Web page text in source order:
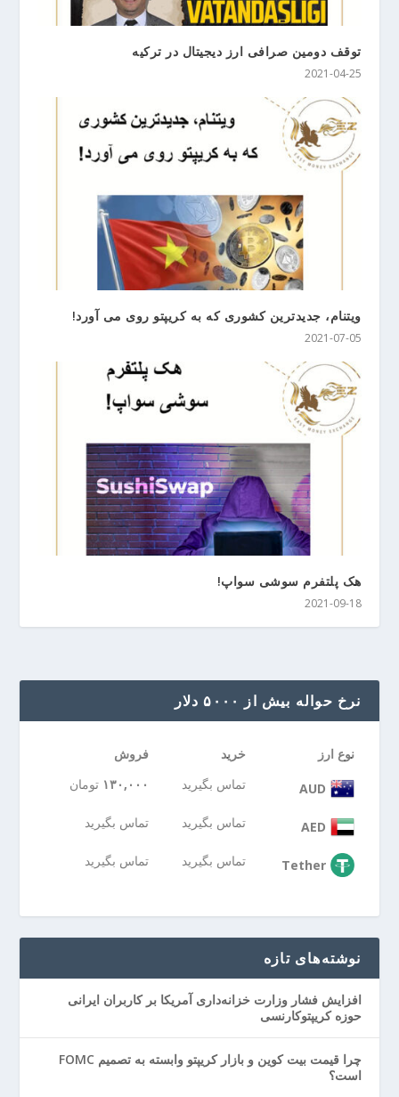
توقف دومین صرافی ارز دیجیتال در ترکیه
2021-04-25
ویتنام، جدیدترین کشوری که به کریپتو روی می آورد!
2021-07-05
هک پلتفرم سوشی سواپ!
2021-09-18
نرخ حواله بیش از ۵۰۰۰ دلار
نوع ارز خرید فروش
AUD تماس بگیرید ۱۳۰,۰۰۰ تومان
AED تماس بگیرید تماس بگیرید
Tether تماس بگیرید تماس بگیرید
نوشته‌های تازه
افزایش فشار وزارت خزانه‌داری آمریکا بر کاربران ایرانی
حوزه کریپتوکارنسی
چرا قیمت بیت کوین و بازار کریپتو وابسته به تصمیم FOMC
است؟